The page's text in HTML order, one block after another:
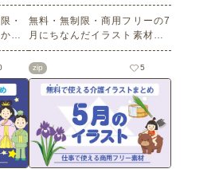
・
わ
紹
る
花
か
ポ
で
、
無料・無制限・商用フリーの7
月にちなんだイラスト素材を
多数ご紹介します。どれも印
刷に適した解像度で、点数制
限なしで自由に使える素材ば
かり♪どなたでもご利用いただ
けます！ぜひご活用くださ
い。
zip 5